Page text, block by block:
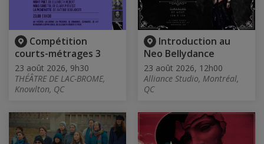
Compétition
courts-métrages 3
23 août 2026, 9h30
THÉÂTRE DE LAC-BROME,
Knowlton, QC
Introduction au
Neo Bellydance
23 août 2026, 12h00
Alliance Studio, Montréal,
QC